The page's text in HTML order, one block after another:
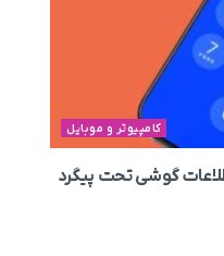
کامپیوتر و موبایل
گوشی تحت پیگرد